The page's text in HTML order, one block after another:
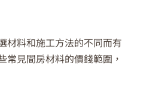
材料和施工方法的不同而有
常見間房材料的價錢範圍，